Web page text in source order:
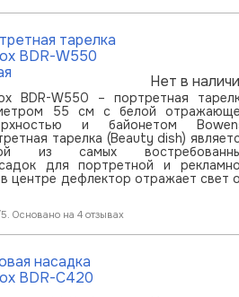
Нет в
тарелка
BDR-W550
BDR-W550 – портретная
55 см с белой
и байонетом
тарелка (Beauty dish)
из самых
для портретной и
центре дефлектор отражает свет
Основано на 4 отзывах
насадка
BDR-С420